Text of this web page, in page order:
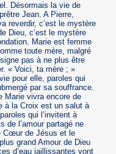
Désormais la vie de
Jean. A Pierre,
reverdir, c’est le mystère
Dieu, c’est le mystère
Marie est femme
toute mère, malgré
pas à ne plus être
« Voici, ta mère ; »
pour elle, paroles qui
par sa souffrance.
Marie vivra encore de
à la Croix est un salut à
qui l’invitent à
de l’amour partagé ne
Cœur de Jésus et le
grand Amour de Dieu
d’eau jaillissantes vont